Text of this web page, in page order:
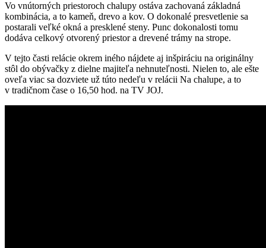
Vo vnútorných priestoroch chalupy ostáva zachovaná základná
kombinácia, a to kameň, drevo a kov. O dokonalé presvetlenie sa
postarali veľké okná a presklené steny. Punc dokonalosti tomu
dodáva celkový otvorený priestor a drevené trámy na strope.
V tejto časti relácie okrem iného nájdete aj inšpiráciu na originálny
stôl do obývačky z dielne majiteľa nehnuteľnosti. Nielen to, ale ešte
oveľa viac sa dozviete už túto nedeľu v relácii Na chalupe, a to
v tradičnom čase o 16,50 hod. na TV JOJ.